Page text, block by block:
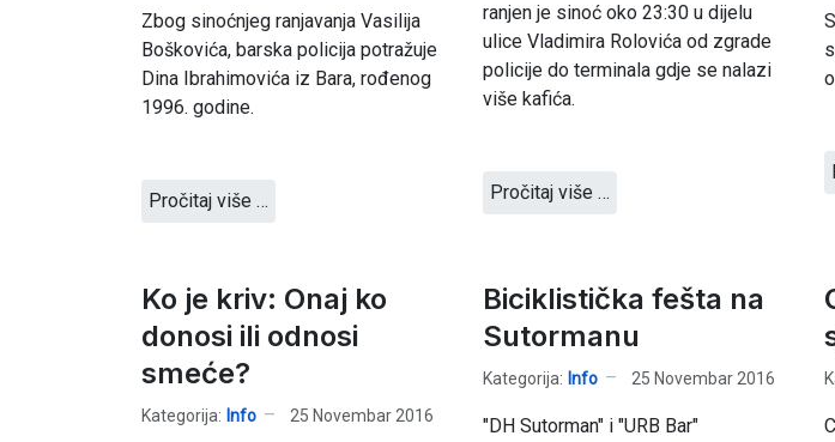
Zbog sinoćnjeg ranjavanja Vasilija
Boškovića, barska policija potražuje
Dina Ibrahimovića iz Bara, rođenog
1996. godine.
Pročitaj više …
ranjen je sinoć oko 23:30 u dijelu
ulice Vladimira Rolovića od zgrade
policije do terminala gdje se nalazi
više kafića.
Pročitaj više …
Ko je kriv: Onaj ko
donosi ili odnosi
smeće?
Kategorija: Info 25 Novembar 2016
Biciklistička fešta na
Sutormanu
Kategorija: Info 25 Novembar 2016
"DH Sutorman" i "URB Bar"